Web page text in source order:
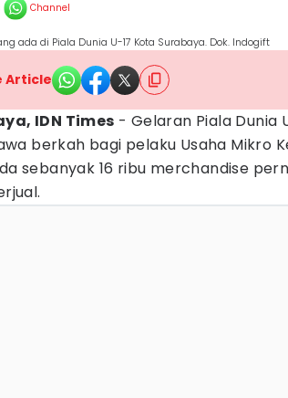
Channel
ada di Piala Dunia U-17 Kota Surabaya. Dok. Indogift
Article
IDN Times - Gelaran Piala Dunia
berkah bagi pelaku Usaha Mikro
sebanyak 16 ribu merchandise